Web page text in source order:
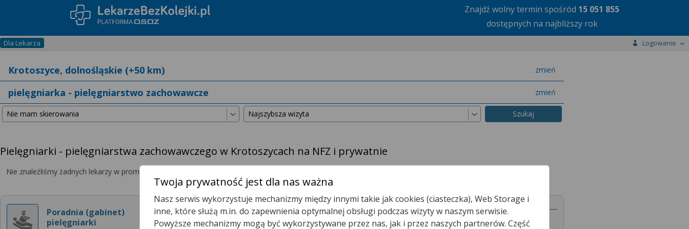
Znajdź wolny termin spośród 15 051 855
dostępnych na najbliższy rok
Dla Lekarza Logowanie
zmień
miasto
zmień
specjalizację
Pielęgniarki - pielęgniarstwa zachowawczego w Krotoszycach na NFZ i prywatnie
Nie znaleźliśmy żadnych lekarzy w promieniu
Poradnia (gabinet)
pielęgniarki
Poradnia (gabinet) Pielęgniarki Środowiskowej - Rodzinnej
Twoja prywatność jest dla nas ważna
Nasz serwis wykorzystuje mechanizmy między innymi takie jak cookies (ciasteczka), Web Storage i
inne, które służą m.in. do zapewnienia optymalnej obsługi podczas wizyty w naszym serwisie.
Powyższe mechanizmy mogą być wykorzystywane przez nas, jak i przez naszych partnerów. Część